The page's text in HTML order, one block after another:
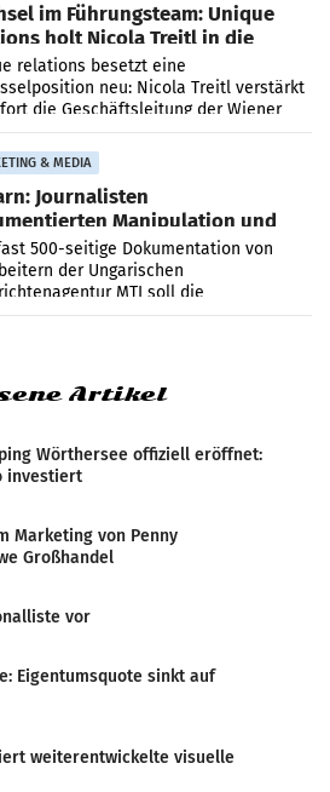
im Führungsteam: Unique
holt Nicola Treitl in die
relations besetzt eine
neu: Nicola Treitl verstärkt
die Geschäftsleitung der Wiener
an der Seite von Josef Kalina und
Mahr.
& MEDIA
Journalisten
Manipulation und
500-seitige Dokumentation von
der Ungarischen
MTI soll die
Nachrichten-Manipulation und
Artikel
Wörthersee offiziell eröffnet:
investiert
Marketing von Penny
Großhandel
vor
Eigentumsquote sinkt auf
weiterentwickelte visuelle